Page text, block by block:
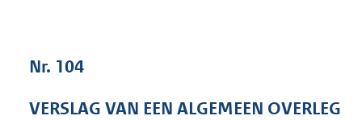
:
Nr. 104
VERSLAG VAN EEN ALGEMEEN OVERLEG